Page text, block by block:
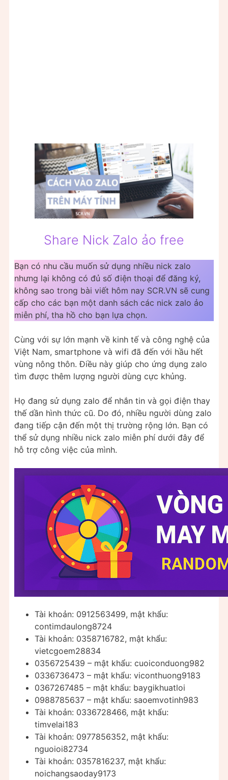
Share Nick Zalo ảo free
Bạn có nhu cầu muốn sử dụng nhiều nick zalo
nhưng lại không có đủ số điện thoại để đăng ký,
không sao trong bài viết hôm nay SCR.VN sẽ cung
cấp cho các bạn một danh sách các nick zalo ảo
miễn phí, tha hồ cho bạn lựa chọn.
Cùng với sự lớn mạnh về kinh tế và công nghệ của
Việt Nam, smartphone và wifi đã đến với hầu hết
vùng nông thôn. Điều này giúp cho ứng dụng zalo
tìm được thêm lượng người dùng cực khủng.
Họ đang sử dụng zalo để nhắn tin và gọi điện thay
thế dần hình thức cũ. Do đó, nhiều người dùng zalo
đang tiếp cận đến một thị trường rộng lớn. Bạn có
thể sử dụng nhiều nick zalo miễn phí dưới đây để
hỗ trợ công việc của mình.
Tài khoản: 0912563499, mật khẩu:
contimdaulong8724
Tài khoản: 0358716782, mật khẩu:
vietcgoem28834
0356725439 – mật khẩu: cuoiconduong982
0336736473 – mật khẩu: viconthuong9183
0367267485 – mật khẩu: baygikhuatloi
0988785637 – mật khẩu: saoemvotinh983
Tài khoản: 0336728466, mật khẩu:
timvelai183
Tài khoản: 0977856352, mật khẩu:
nguoioi82734
Tài khoản: 0357816237, mật khẩu:
noichangsaoday9173